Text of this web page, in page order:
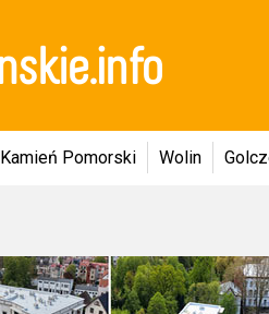
Kamień Pomorski Wolin